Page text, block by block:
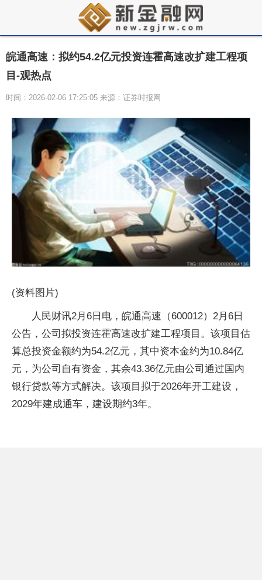
皖通高速：拟约54.2亿元投资连霍高速改扩建工程项
目-观热点
时间：2026-02-06 17:25:05 来源：证券时报网
(资料图片)
人民财讯2月6日电，皖通高速（600012）2月6日
公告，公司拟投资连霍高速改扩建工程项目。该项目估
算总投资金额约为54.2亿元，其中资本金约为10.84亿
元，为公司自有资金，其余43.36亿元由公司通过国内
银行贷款等方式解决。该项目拟于2026年开工建设，
2029年建成通车，建设期约3年。